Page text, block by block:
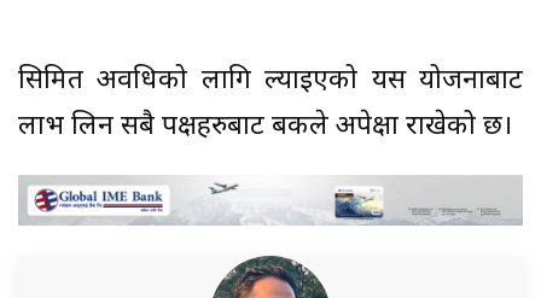
सिमित अवधिको लागि ल्याइएको यस योजनाबाट
लाभ लिन सबै पक्षहरुबाट बैंकले अपेक्षा राखेको छ।